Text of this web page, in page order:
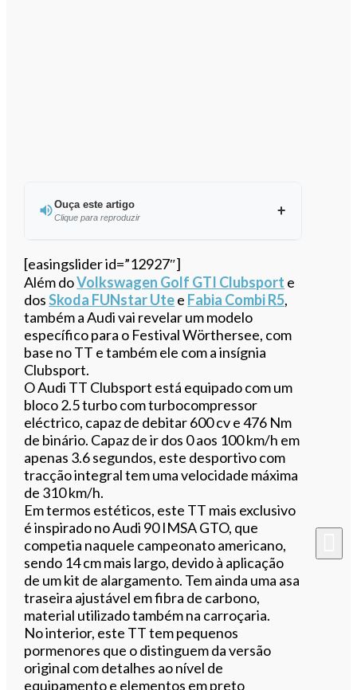
Ouça este artigo
Clique para reproduzir
Ouvir este artigo
[easingslider id=”12927″]
Além doVolkswagen Golf GTI Clubsport e
dosSkoda FUNstar Utee Fabia Combi R5,
também a Audi vai revelar um modelo
específico para o Festival Wörthersee, com
base no TT e também ele com a insígnia
Clubsport.
O Audi TT Clubsport está equipado com um
bloco 2.5 turbo com turbocompressor
eléctrico, capaz de debitar 600 cv e 476 Nm
de binário. Capaz de ir dos 0 aos 100 km/h em
apenas 3.6 segundos, este desportivo com
tracção integral tem uma velocidade máxima
de 310 km/h.
Em termos estéticos, este TT mais exclusivo
é inspirado no Audi 90 IMSA GTO, que
competia naquele campeonato americano,
sendo 14 cm mais largo, devido à aplicação
de um kit de alargamento. Tem ainda uma asa
traseira ajustável em fibra de carbono,
material utilizado também na carroçaria.
No interior, este TT tem pequenos
pormenores que o distinguem da versão
original com detalhes ao nível de
equipamento e elementos em preto